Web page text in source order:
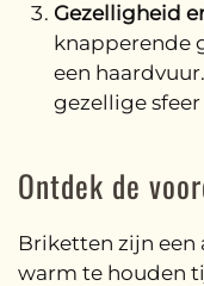
Gezelligheid
knapperende
een
gezellige sfeer
Ontdek de
Briketten zijn
warm te houden